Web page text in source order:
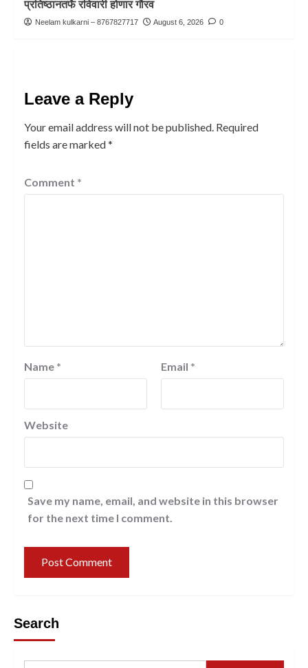
प्रतिष्ठानतर्फे रविवारी होणार गौरव
Neelam kulkarni – 8767827717 August 6, 2026 0
Leave a Reply
Your email address will not be published. Required
fields are marked*
Comment *
Name * Email *
Website
Save my name, email, and website in this browser
for the next time I comment.
Search